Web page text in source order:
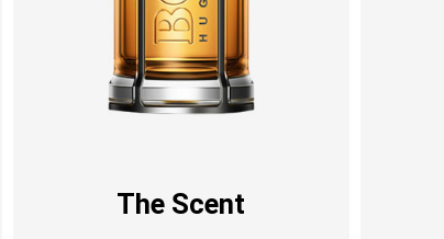
The Scent